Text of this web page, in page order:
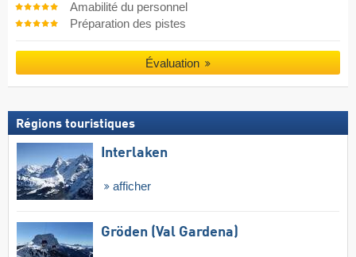
Amabilité du personnel
Préparation des pistes
Évaluation
Régions touristiques
Interlaken
afficher
Gröden (Val Gardena)